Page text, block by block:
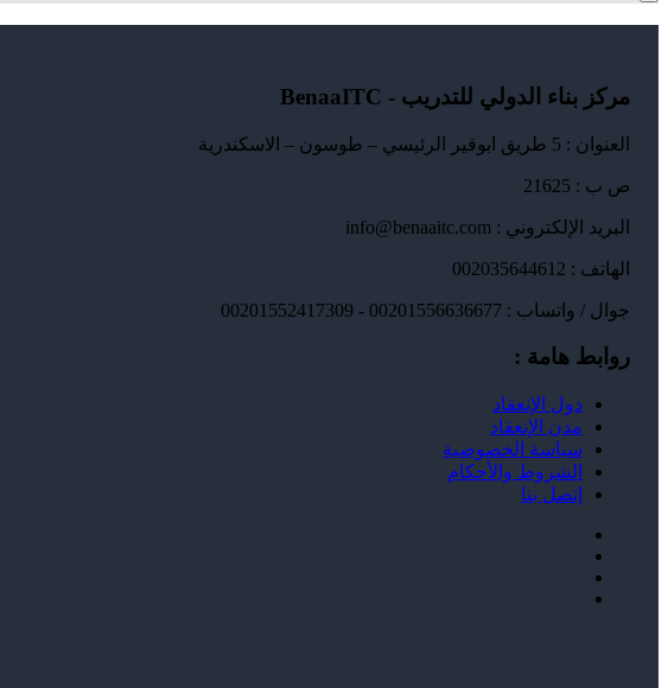
مركز بناء الدولي للتدريب - BenaaITC
العنوان : 5 طريق ابوقير الرئيسي – طوسون – الاسكندرية
ص ب : 21625
البريد الإلكتروني : info@benaaitc.com
الهاتف : 002035644612
جوال / واتساب : 00201556636677 - 00201552417309
روابط هامة :
دول الإنعقاد
مدن الإنعقاد
سياسة الخصوصية
الشروط والأحكام
إتصل بنا